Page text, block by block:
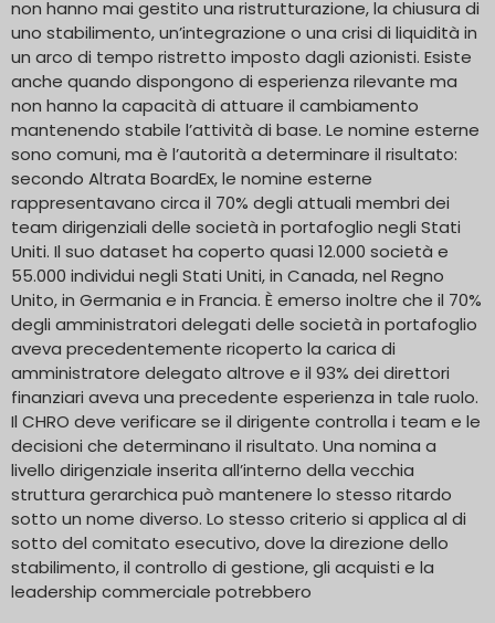
non hanno mai gestito una ristrutturazione, la chiusura di
uno stabilimento, un’integrazione o una crisi di liquidità in
un arco di tempo ristretto imposto dagli azionisti. Esiste
anche quando dispongono di esperienza rilevante ma
non hanno la capacità di attuare il cambiamento
mantenendo stabile l’attività di base. Le nomine esterne
sono comuni, ma è l’autorità a determinare il risultato:
secondo Altrata BoardEx, le nomine esterne
rappresentavano circa il 70% degli attuali membri dei
team dirigenziali delle società in portafoglio negli Stati
Uniti. Il suo dataset ha coperto quasi 12.000 società e
55.000 individui negli Stati Uniti, in Canada, nel Regno
Unito, in Germania e in Francia. È emerso inoltre che il 70%
degli amministratori delegati delle società in portafoglio
aveva precedentemente ricoperto la carica di
amministratore delegato altrove e il 93% dei direttori
finanziari aveva una precedente esperienza in tale ruolo.
Il CHRO deve verificare se il dirigente controlla i team e le
decisioni che determinano il risultato. Una nomina a
livello dirigenziale inserita all’interno della vecchia
struttura gerarchica può mantenere lo stesso ritardo
sotto un nome diverso. Lo stesso criterio si applica al di
sotto del comitato esecutivo, dove la direzione dello
stabilimento, il controllo di gestione, gli acquisti e la
leadership commerciale potrebbero